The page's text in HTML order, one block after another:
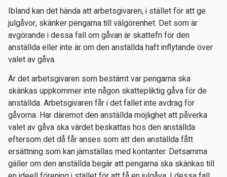
Ibland kan det hända att arbetsgivaren, i stället för att ge
julgåvor, skänker pengarna till välgörenhet. Det som är
avgörande i dessa fall om gåvan är skattefri för den
anställda eller inte är om den anställda haft inflytande över
valet av gåva.
Är det arbetsgivaren som bestämt var pengarna ska
skänkas uppkommer inte någon skattepliktig gåva för de
anställda. Arbetsgivaren får i det fallet inte avdrag för
gåvorna. Har däremot den anställda möjlighet att påverka
valet av gåva ska värdet beskattas hos den anställda
eftersom det då får anses som att den anställda fått
ersättning som kan jämställas med kontanter. Detsamma
gäller om den anställda begär att pengarna ska skänkas till